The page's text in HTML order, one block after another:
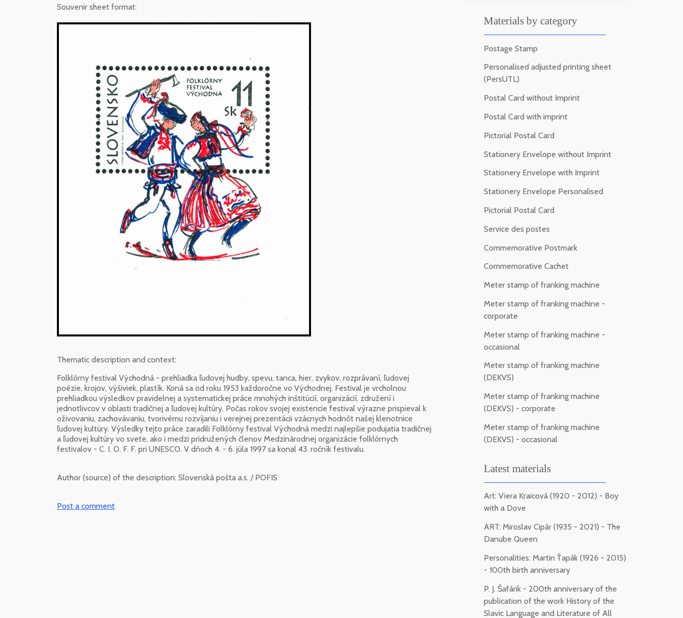
Souvenir sheet format:
Thematic description and context:
Folklórny festival Východná - prehliadka ľudovej hudby, spevu, tanca, hier, zvykov, rozprávaní, ľudovej
poézie, krojov, výšiviek, plastík. Koná sa od roku 1953 každoročne vo Východnej. Festival je vrcholnou
prehliadkou výsledkov pravidelnej a systematickej práce mnohých inštitúcií, organizácií, združení i
jednotlivcov v oblasti tradičnej a ľudovej kultúry. Počas rokov svojej existencie festival výrazne prispieval k
oživovaniu, zachovávaniu, tvorivému rozvíjaniu i verejnej prezentácii vzácnych hodnôt našej klenotnice
ľudovej kultúry. Výsledky tejto práce zaradili Folklórny festival Východná medzi najlepšie podujatia tradičnej
a ľudovej kultúry vo svete, ako i medzi pridružených členov Medzinárodnej organizácie folklórnych
festivalov - C. I. O. F. F. pri UNESCO. V dňoch 4. - 6. júla 1997 sa konal 43. ročník festivalu.
Author (source) of the description: Slovenská pošta a.s. / POFIS
Post a comment
Materials by category
Postage Stamp
Personalised adjusted printing sheet
(PersUTL)
Postal Card without Imprint
Postal Card with imprint
Pictorial Postal Card
Stationery Envelope without Imprint
Stationery Envelope with Imprint
Stationery Envelope Personalised
Pictorial Postal Card
Service des postes
Commemorative Postmark
Commemorative Cachet
Meter stamp of franking machine
Meter stamp of franking machine -
corporate
Meter stamp of franking machine -
occasional
Meter stamp of franking machine
(DEKVS)
Meter stamp of franking machine
(DEKVS) - corporate
Meter stamp of franking machine
(DEKVS) - occasional
Latest materials
Art: Viera Kraicová (1920 - 2012) - Boy
with a Dove
ART: Miroslav Cipár (1935 - 2021) - The
Danube Queen
Personalities: Martin Ťapák (1926 - 2015)
- 100th birth anniversary
P. J. Šafárik - 200th anniversary of the
publication of the work History of the
Slavic Language and Literature of All